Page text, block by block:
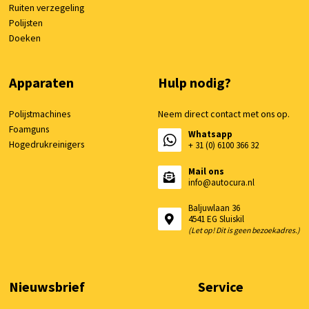
Ruiten verzegeling
Polijsten
Doeken
Apparaten
Polijstmachines
Foamguns
Hogedrukreinigers
Hulp nodig?
Neem direct contact met ons op.
Whatsapp
+ 31 (0) 6100 366 32
Mail ons
info@autocura.nl
Baljuwlaan 36
4541 EG Sluiskil
(Let op! Dit is geen bezoekadres.)
Nieuwsbrief Service